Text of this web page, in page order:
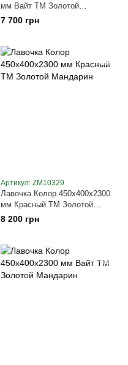
мм Вайт ТМ Золотой
Мандарин
7 700 грн
Артикул: ZM10329
Лавочка Колор 450х400х2300
мм Красный ТМ Золотой
Мандарин
8 200 грн